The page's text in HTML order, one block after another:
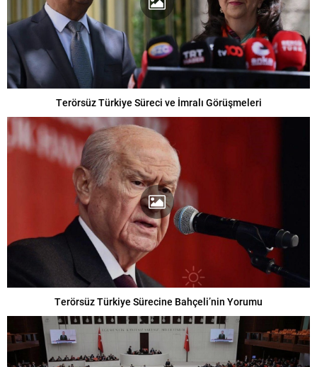
Terörsüz Türkiye Süreci ve İmralı Görüşmeleri
Terörsüz Türkiye Sürecine Bahçeli’nin Yorumu